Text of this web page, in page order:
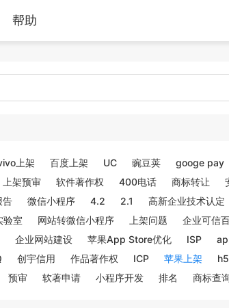
帮助
上架 百度上架 UC 豌豆荚 googe pay
上架预审 软件著作权 400电话 商标转让
告 微信小程序 4.2 2.1 高新企业技术认定
验室 网站转微信小程序 上架问题 企业可信
企业网站建设 苹果App Store优化 ISP
创宇信用 作品著作权 ICP 苹果上架
预审 软著申请 小程序开发 排名 商标查